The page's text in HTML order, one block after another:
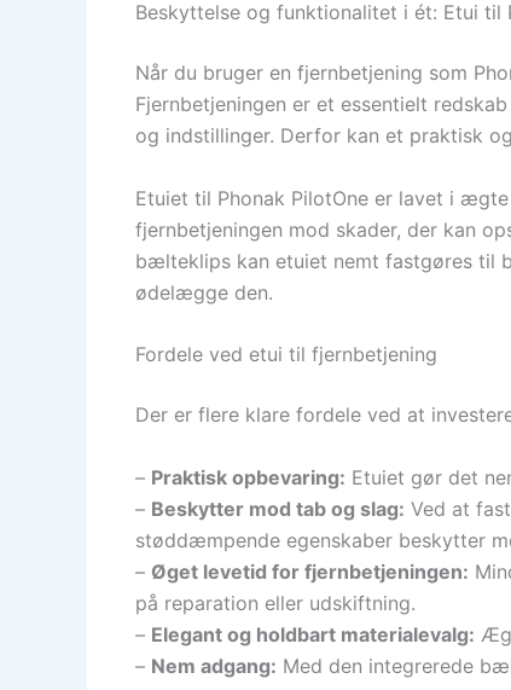
Beskyttelse og funktionalitet i ét: Etui
Når du bruger en fjernbetjening som
Fjernbetjeningen er et essentielt
og indstillinger. Derfor kan et praktisk
Etuiet til Phonak PilotOne er lavet i
fjernbetjeningen mod skader, der kan
bælteklips kan etuiet nemt fastgøres til
ødelægge den.
Fordele ved etui til fjernbetjening
Der er flere klare fordele ved at
– Praktisk opbevaring: Etuiet gør det
– Beskytter mod tab og slag: Ved at
støddæmpende egenskaber beskytter
– Øget levetid for fjernbetjeningen:
på reparation eller udskiftning.
– Elegant og holdbart materialevalg:
– Nem adgang: Med den integrerede